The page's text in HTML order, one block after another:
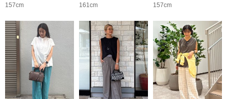
157cm
161cm
157cm